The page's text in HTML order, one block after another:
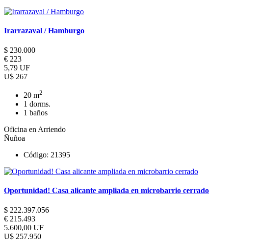
Irarrazaval / Hamburgo
$ 230.000
€ 223
5,79 UF
U$ 267
20 m2
1 dorms.
1 baños
Oficina en Arriendo
Ñuñoa
Código: 21395
Oportunidad! Casa alicante ampliada en microbarrio cerrado
$ 222.397.056
€ 215.493
5.600,00 UF
U$ 257.950